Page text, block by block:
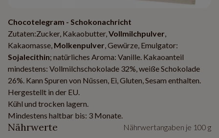
Chocotelegram - Schokonachricht
Zutaten:Zucker, Kakaobutter,Vollmilchpulver,
Kakaomasse, Molkenpulver, Gewürze, Emulgator:
Sojalecithin; natürliches Aroma: Vanille. Kakaoanteil
mindestens: Vollmilchschokolade 32%, weiße Schokolade
26%. Kann Spuren von Nüssen, Ei, Gluten, Sesam enthalten.
Hergestellt in der EU.
Kühl und trocken lagern.
Mindestens haltbar bis: 3 Monate.
Nährwerte Nährwertangaben je 100 g